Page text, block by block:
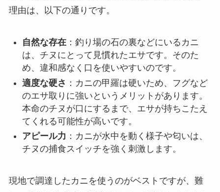
理由は、以下の通りです。
自然な存在：釣り場の石の裏などにいるカニ
は、チヌにとって見慣れたエサです。そのた
め、違和感なく口を使いやすいのです。
適度な硬さ ：カニの甲羅は硬いため、フグなど
のエサ取りに強いというメリットがあります。
本命のチヌが口にするまで、エサが持ちこたえ
てくれる可能性が高いです。
アピール力 ：カニが水中を動く様子や匂いは、
チヌの捕食スイッチを強く刺激します。
現地で調達したカニを使うのがベストですが、難